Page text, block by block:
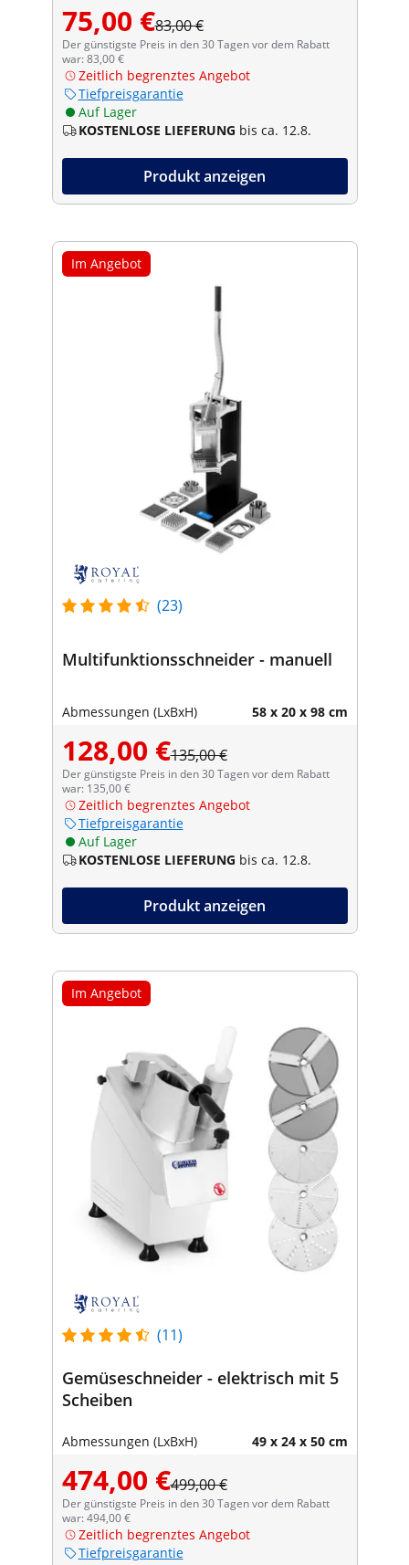
75,00 €83,00 €
Der günstigste Preis in den 30 Tagen vor dem Rabatt
war: 83,00 €
Zeitlich begrenztes Angebot
Tiefpreisgarantie
Auf Lager
KOSTENLOSE LIEFERUNG bis ca. 12.8.
Produkt anzeigen
Im Angebot
(23)
Multifunktionsschneider - manuell
Abmessungen (LxBxH) 58 x 20 x 98 cm
128,00 €135,00 €
Der günstigste Preis in den 30 Tagen vor dem Rabatt
war: 135,00 €
Zeitlich begrenztes Angebot
Tiefpreisgarantie
Auf Lager
KOSTENLOSE LIEFERUNG bis ca. 12.8.
Produkt anzeigen
Im Angebot
(11)
Gemüseschneider - elektrisch mit 5
Scheiben
Abmessungen (LxBxH) 49 x 24 x 50 cm
474,00 €499,00 €
Der günstigste Preis in den 30 Tagen vor dem Rabatt
war: 494,00 €
Zeitlich begrenztes Angebot
Tiefpreisgarantie